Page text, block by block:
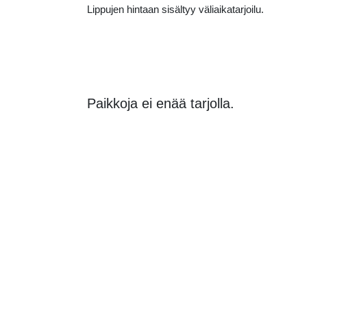
Lippujen hintaan sisältyy väliaikatarjoilu.
Paikkoja ei enää tarjolla.